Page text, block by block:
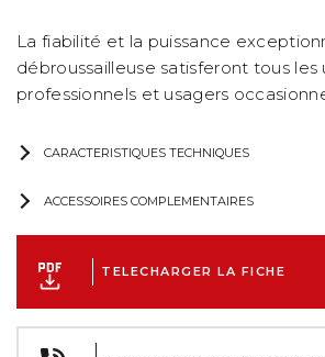
La fiabilité et la puissance
débroussailleuse satisferont tous les
professionnels et usagers
CARACTERISTIQUES TECHNIQUES
ACCESSOIRES COMPLEMENTAIRES
TELECHARGER LA FICHE